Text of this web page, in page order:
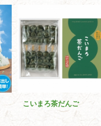
こいまろ茶だんご